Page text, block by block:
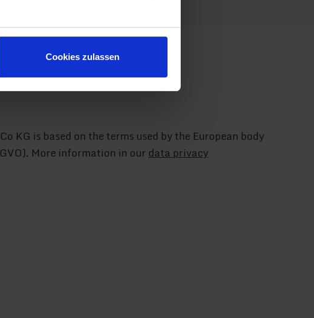
Cookies zulassen
KG is based on the terms used by the European body
More information in our data privacy